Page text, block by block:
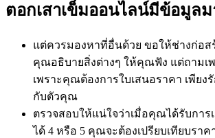
ตอกเสาเข็มออนไลน์มีข้อมูล
แต่ควรมองหาที่อื่นด้วย ขอให้ช่างก่อส
คุณอธิบายสิ่งต่างๆ ให้คุณฟัง แต่ถามเ
เพราะคุณต้องการใบเสนอราคา เพียง
กับตัวคุณ
ตรวจสอบให้แน่ใจว่าเมื่อคุณได้รับการ
ได้ 4 หรือ 5 คุณจะต้องเปรียบเทียบราค